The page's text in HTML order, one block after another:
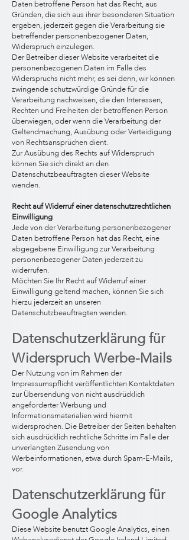
Daten betroffene Person hat das Recht, aus
Gründen, die sich aus ihrer besonderen Situation
ergeben, jederzeit gegen die Verarbeitung sie
betreffender personenbezogener Daten,
Widerspruch einzulegen.
Der Betreiber dieser Website verarbeitet die
personenbezogenen Daten im Falle des
Widerspruchs nicht mehr, es sei denn, wir können
zwingende schutzwürdige Gründe für die
Verarbeitung nachweisen, die den Interessen,
Rechten und Freiheiten der betroffenen Person
überwiegen, oder wenn die Verarbeitung der
Geltendmachung, Ausübung oder Verteidigung
von Rechtsansprüchen dient.
Zur Ausübung des Rechts auf Widerspruch
können Sie sich direkt an den
Datenschutzbeauftragten dieser Website
wenden.
Recht auf Widerruf einer datenschutzrechtlichen
Einwilligung
Jede von der Verarbeitung personenbezogener
Daten betroffene Person hat das Recht, eine
abgegebene Einwilligung zur Verarbeitung
personenbezogener Daten jederzeit zu
widerrufen.
Möchten Sie Ihr Recht auf Widerruf einer
Einwilligung geltend machen, können Sie sich
hierzu jederzeit an unseren
Datenschutzbeauftragten wenden.
Datenschutzerklärung für
Widerspruch Werbe-Mails
Der Nutzung von im Rahmen der
Impressumspflicht veröffentlichten Kontaktdaten
zur Übersendung von nicht ausdrücklich
angeforderter Werbung und
Informationsmaterialien wird hiermit
widersprochen. Die Betreiber der Seiten behalten
sich ausdrücklich rechtliche Schritte im Falle der
unverlangten Zusendung von
Werbeinformationen, etwa durch Spam-E-Mails,
vor.
Datenschutzerklärung für
Google Analytics
Diese Website benutzt Google Analytics, einen